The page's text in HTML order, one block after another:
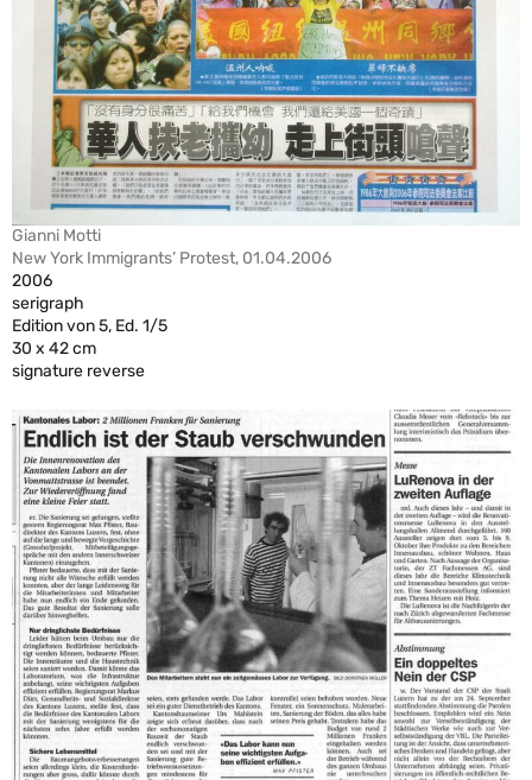
Gianni Motti
New York Immigrants’ Protest, 01.04.2006
2006
serigraph
Edition von 5, Ed. 1/5
30 x 42 cm
signature reverse